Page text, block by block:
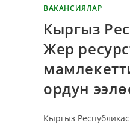
ВАКАНСИЯЛАР
Кыргыз
Жер
ордун
Кыргыз